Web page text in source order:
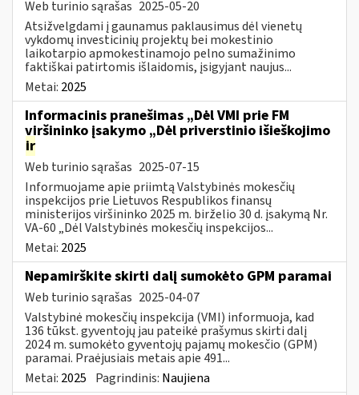
Web turinio sąrašas 2025-05-20
Atsižvelgdami į gaunamus paklausimus dėl vienetų
vykdomų investicinių projektų bei mokestinio
laikotarpio apmokestinamojo pelno sumažinimo
faktiškai patirtomis išlaidomis, įsigyjant naujus...
Metai: 2025
Informacinis pranešimas „Dėl VMI prie FM
viršininko įsakymo „Dėl priverstinio išieškojimo
ir
Web turinio sąrašas 2025-07-15
Informuojame apie priimtą Valstybinės mokesčių
inspekcijos prie Lietuvos Respublikos finansų
ministerijos viršininko 2025 m. birželio 30 d. įsakymą Nr.
VA-60 „Dėl Valstybinės mokesčių inspekcijos...
Metai: 2025
Nepamirškite skirti dalį sumokėto GPM paramai
Web turinio sąrašas 2025-04-07
Valstybinė mokesčių inspekcija (VMI) informuoja, kad
136 tūkst. gyventojų jau pateikė prašymus skirti dalį
2024 m. sumokėto gyventojų pajamų mokesčio (GPM)
paramai. Praėjusiais metais apie 491...
Metai: 2025 Pagrindinis: Naujiena